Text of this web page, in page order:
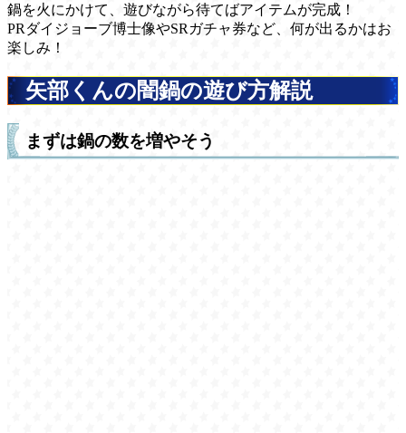
鍋を火にかけて、遊びながら待てばアイテムが完成！
PRダイジョーブ博士像やSRガチャ券など、何が出るかはお
楽しみ！
矢部くんの闇鍋の遊び方解説
まずは鍋の数を増やそう